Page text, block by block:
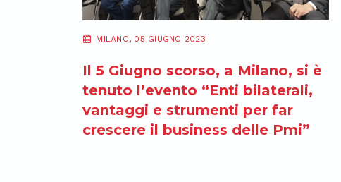
MILANO, 05 GIUGNO 2023
Il 5 Giugno scorso, a Milano, si è
tenuto l’evento “Enti bilaterali,
vantaggi e strumenti per far
crescere il business delle Pmi”